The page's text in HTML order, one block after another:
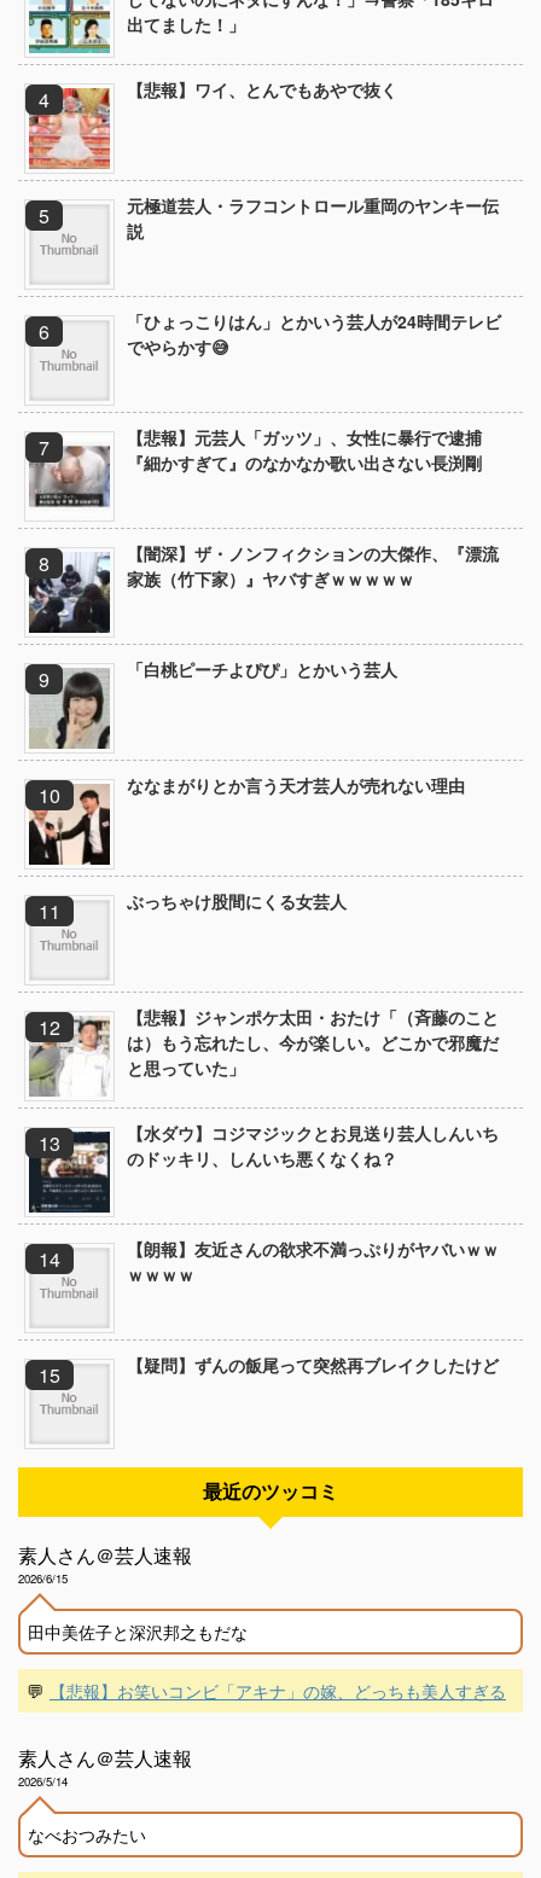
出てました！」
【悲報】ワイ、とんでもあやで抜く
元極道芸人・ラフコントロール重岡のヤンキー伝
説
「ひょっこりはん」とかいう芸人が24時間テレビ
でやらかす😅
【悲報】元芸人「ガッツ」、女性に暴行で逮捕
『細かすぎて』のなかなか歌い出さない長渕剛
【闇深】ザ・ノンフィクションの大傑作、『漂流
家族（竹下家）』ヤバすぎｗｗｗｗｗ
「白桃ピーチよぴぴ」とかいう芸人
ななまがりとか言う天才芸人が売れない理由
ぶっちゃけ股間にくる女芸人
【悲報】ジャンポケ太田・おたけ「（斉藤のこと
は）もう忘れたし、今が楽しい。どこかで邪魔だ
と思っていた」
【水ダウ】コジマジックとお見送り芸人しんいち
のドッキリ、しんいち悪くなくね？
【朗報】友近さんの欲求不満っぷりがヤバいｗｗ
ｗｗｗｗ
【疑問】ずんの飯尾って突然再ブレイクしたけど
最近のツッコミ
素人さん＠芸人速報
2026/6/15
田中美佐子と深沢邦之もだな
💬 【悲報】お笑いコンビ「アキナ」の嫁、どっちも美人すぎる
素人さん＠芸人速報
2026/5/14
なべおつみたい